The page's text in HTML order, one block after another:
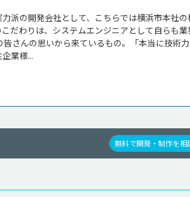
派の開発会社として、こちらでは横浜市本社の
だわりは、システムエンジニアとして自らも業
さんの思いから来ているもの。「本当に技術
業様...
無料で開発・制作を相